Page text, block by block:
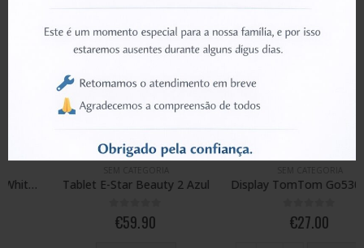
This product has multiple variants. The options may be chosen on the product page
Tablet E-Star Beauty 2 Azul
out of 5
Display TomTom Go530 Go630 Go730 Go930
out of 5